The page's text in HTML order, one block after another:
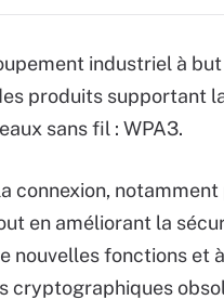
industriel à
produits supportant
sans fil : WPA3.
connexion, notamment
en améliorant la
nouvelles fonctions et à
cryptographiques